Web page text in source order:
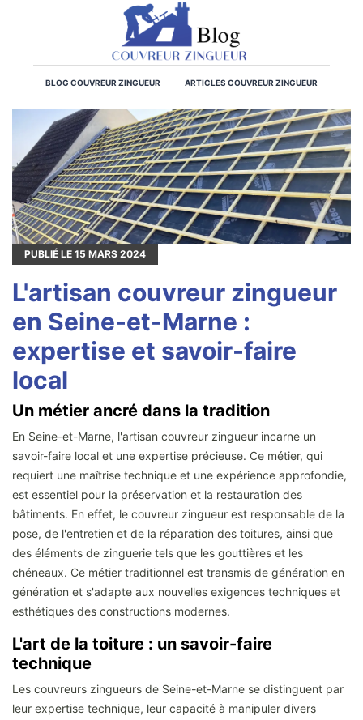
BLOG COUVREUR ZINGUEUR ARTICLES COUVREUR ZINGUEUR
PUBLIÉ LE 15 MARS 2024
L'artisan couvreur zingueur
en Seine-et-Marne :
expertise et savoir-faire
local
Un métier ancré dans la tradition
En Seine-et-Marne, l'artisan couvreur zingueur incarne un
savoir-faire local et une expertise précieuse. Ce métier, qui
requiert une maîtrise technique et une expérience approfondie,
est essentiel pour la préservation et la restauration des
bâtiments. En effet, le couvreur zingueur est responsable de la
pose, de l'entretien et de la réparation des toitures, ainsi que
des éléments de zinguerie tels que les gouttières et les
chéneaux. Ce métier traditionnel est transmis de génération en
génération et s'adapte aux nouvelles exigences techniques et
esthétiques des constructions modernes.
L'art de la toiture : un savoir-faire
technique
Les couvreurs zingueurs de Seine-et-Marne se distinguent par
leur expertise technique, leur capacité à manipuler divers